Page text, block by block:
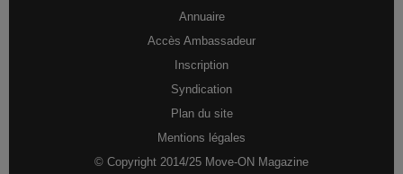
Annuaire
Accès Ambassadeur
Inscription
Syndication
Plan du site
Mentions légales
© Copyright 2014/25 Move-ON Magazine